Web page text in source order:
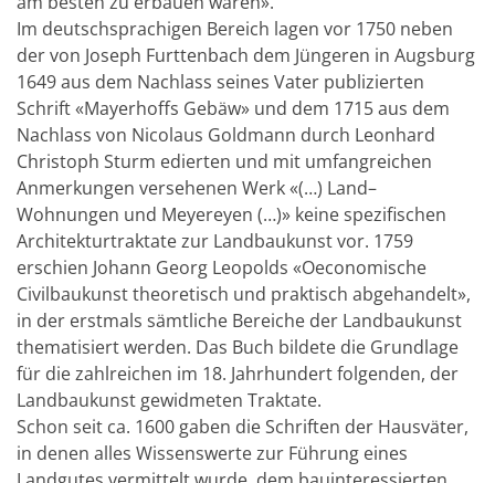
Im deutschsprachigen Bereich lagen vor 1750 neben
der von Joseph Furttenbach dem Jüngeren in Augsburg
1649 aus dem Nachlass seines Vater publizierten
Schrift «Mayerhoffs Gebäw» und dem 1715 aus dem
Nachlass von Nicolaus Goldmann durch Leonhard
Christoph Sturm edierten und mit umfangreichen
Anmerkungen versehenen Werk «(…) Land–
Wohnungen und Meyereyen (…)» keine spezifischen
Architekturtraktate zur Landbaukunst vor. 1759
erschien Johann Georg Leopolds «Oeconomische
Civilbaukunst theoretisch und praktisch abgehandelt»,
in der erstmals sämtliche Bereiche der Landbaukunst
thematisiert werden. Das Buch bildete die Grundlage
für die zahlreichen im 18. Jahrhundert folgenden, der
Landbaukunst gewidmeten Traktate.
Schon seit ca. 1600 gaben die Schriften der Hausväter,
in denen alles Wissenswerte zur Führung eines